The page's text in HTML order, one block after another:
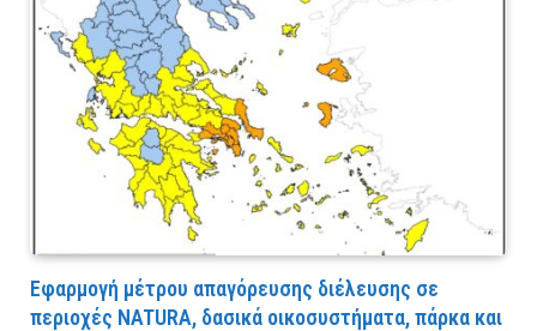
Εφαρμογή μέτρου απαγόρευσης διέλευσης σε
περιοχές NATURA, δασικά οικοσυστήματα, πάρκα και